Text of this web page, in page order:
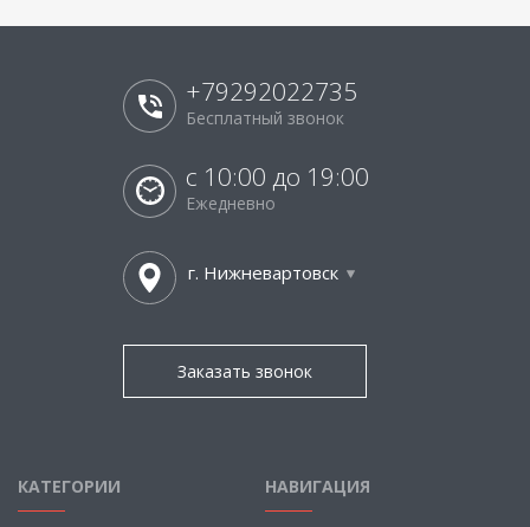
+79292022735
Бесплатный звонок
с 10:00 до 19:00
Ежедневно
г. Нижневартовск
Заказать звонок
КАТЕГОРИИ НАВИГАЦИЯ